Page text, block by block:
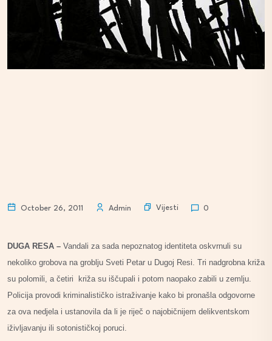
October 26, 2011 Admin Vijesti 0
DUGA RESA – Vandali za sada nepoznatog identiteta oskvrnuli su
nekoliko grobova na groblju Sveti Petar u Dugoj Resi. Tri nadgrobna križa
su polomili, a četiri križa su iščupali i potom naopako zabili u zemlju.
Policija provodi kriminalističko istraživanje kako bi pronašla odgovorne
za ova nedjela i ustanovila da li je riječ o najobičnijem delikventskom
iživljavanju ili sotonističkoj poruci.